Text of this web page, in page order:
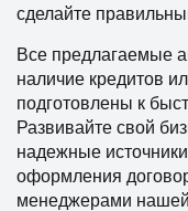
сделайте
Все предлагаемые
наличие кредитов
подготовлены к
Развивайте свой
надежные
оформления
менеджерами